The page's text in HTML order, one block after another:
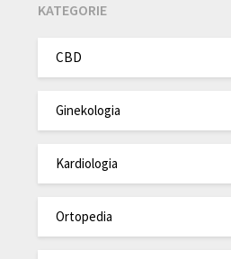
KATEGORIE
CBD
Ginekologia
Kardiologia
Ortopedia